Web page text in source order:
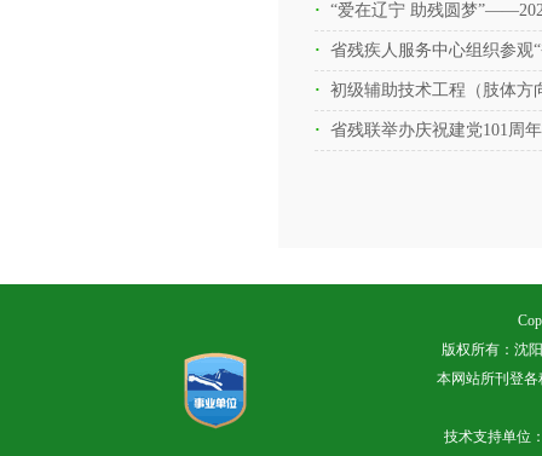
“爱在辽宁 助残圆梦
省残疾人服务中心组织参观
初级辅助技术工程（肢体方
省残联举办庆祝建党101周
版权所有：沈
本网站所刊登
技术支持单位